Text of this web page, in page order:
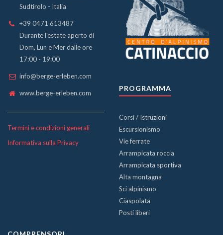
Sudtirolo - Italia
+39 0471 613487
Durante l'estate aperto di
Dom, Lun e Mer dalle ore
17:00 - 19:00
info@berge-erleben.com
www.berge-erleben.com
Termini e condizioni generali
Informativa sulla Privacy
PROGRAMMA
Corsi / Istruzioni
Escursionismo
Vie ferrate
Arrampicata roccia
Arrampicata sportiva
Alta montagna
Sci alpinismo
Ciaspolata
Posti liberi